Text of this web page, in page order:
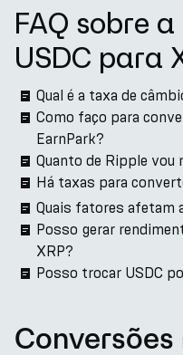
FAQ sobre
USDC para
Qual é a taxa de
Como faço para
EarnPark?
Quanto de Ripple vou
Há taxas para
Quais fatores afetam
Posso gerar
XRP?
Posso trocar USDC